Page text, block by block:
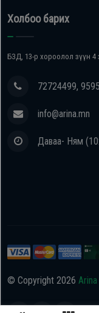
Холбоо барих
БЗД, 13-р хороолол зүүн
72724499,
info@arina.mn
Даваа- Ням
© Copyright 2026